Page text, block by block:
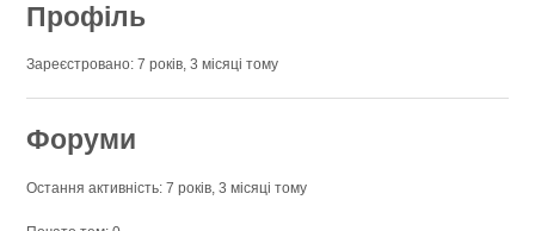
Профіль
Зареєстровано: 7 років, 3 місяці тому
Форуми
Остання активність: 7 років, 3 місяці тому